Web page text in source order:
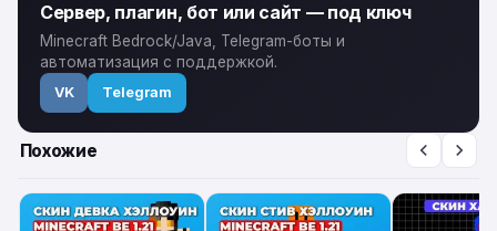
Сервер, плагин, бот или сайт — под ключ
Minecraft Bedrock/Java, Telegram-боты и
автоматизация с поддержкой.
VK Telegram
Похожие